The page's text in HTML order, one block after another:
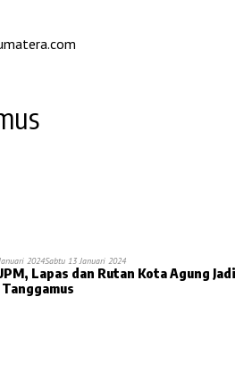
2024Sabtu 13 Januari 2024
Lapas dan Rutan Kota Agung Jadi